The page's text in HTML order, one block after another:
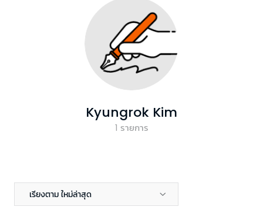
Kyungrok Kim
1 รายการ
เรียงตาม ใหม่ล่าสุด